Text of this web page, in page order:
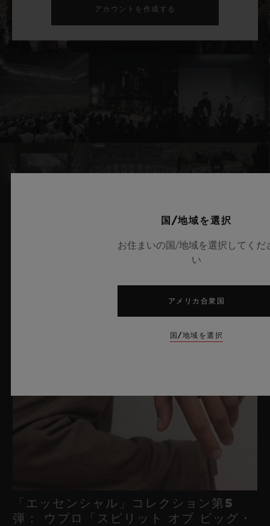
アカウントを作成する
「エッセンシャル」コレクション第5
弾： ウブロ「スピリット オブ ビッグ・
国/地域を選択
お住まいの国/地域を選択してくだ
い
アメリカ合衆国
国/地域を選択